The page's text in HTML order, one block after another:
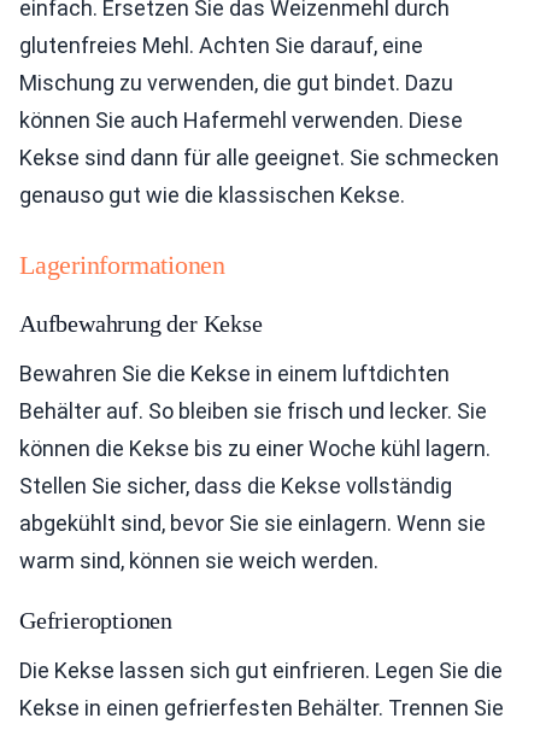
einfach. Ersetzen Sie das Weizenmehl durch
glutenfreies Mehl. Achten Sie darauf, eine
Mischung zu verwenden, die gut bindet. Dazu
können Sie auch Hafermehl verwenden. Diese
Kekse sind dann für alle geeignet. Sie schmecken
genauso gut wie die klassischen Kekse.
Lagerinformationen
Aufbewahrung der Kekse
Bewahren Sie die Kekse in einem luftdichten
Behälter auf. So bleiben sie frisch und lecker. Sie
können die Kekse bis zu einer Woche kühl lagern.
Stellen Sie sicher, dass die Kekse vollständig
abgekühlt sind, bevor Sie sie einlagern. Wenn sie
warm sind, können sie weich werden.
Gefrieroptionen
Die Kekse lassen sich gut einfrieren. Legen Sie die
Kekse in einen gefrierfesten Behälter. Trennen Sie